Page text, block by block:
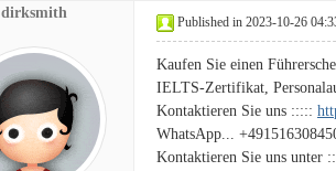
dirksmith
Published in 2023-10-26
Kaufen Sie einen
IELTS-Zertifikat,
Kontaktieren Sie uns :::::
WhatsApp...
Kontaktieren Sie uns unter